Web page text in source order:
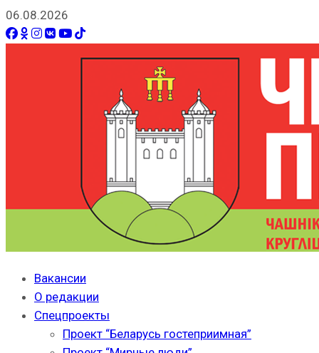
06.08.2026
Вакансии
О редакции
Спецпроекты
Проект “Беларусь гостеприимная”